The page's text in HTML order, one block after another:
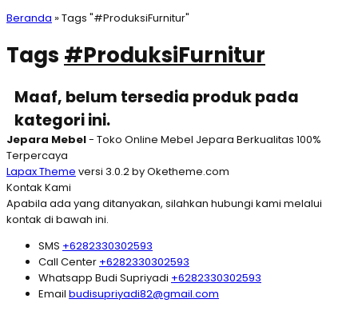
Beranda »Tags "#ProduksiFurnitur"
Tags #ProduksiFurnitur
Maaf, belum tersedia produk pada
kategori ini.
Jepara Mebel- Toko Online Mebel Jepara Berkualitas 100%
Terpercaya
Lapax Theme versi 3.0.2 by Oketheme.com
Kontak Kami
Apabila ada yang ditanyakan, silahkan hubungi kami melalui
kontak di bawah ini.
SMS +6282330302593
Call Center +6282330302593
Whatsapp Budi Supriyadi +6282330302593
Email budisupriyadi82@gmail.com